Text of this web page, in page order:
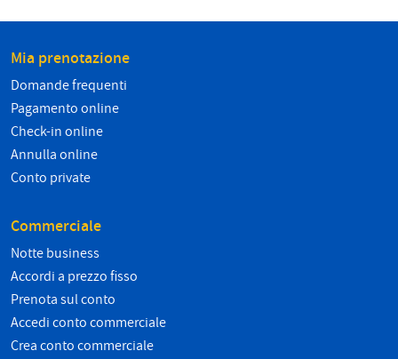
Mia prenotazione
Domande frequenti
Pagamento online
Check-in online
Annulla online
Conto private
Commerciale
Notte business
Accordi a prezzo fisso
Prenota sul conto
Accedi conto commerciale
Crea conto commerciale